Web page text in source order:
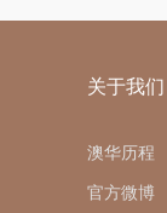
关于我们
澳华历程
官方微博